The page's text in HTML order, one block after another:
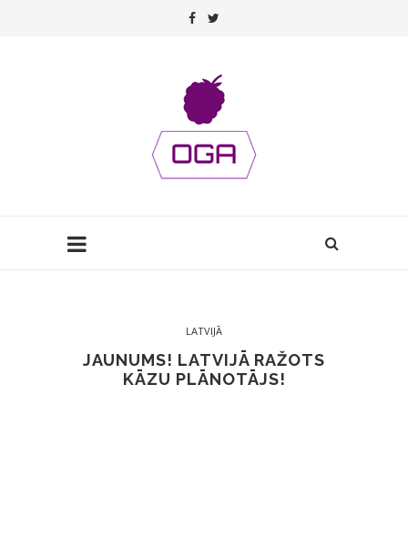
LATVIJĀ
JAUNUMS! LATVIJĀ RAŽOTS
KĀZU PLĀNOTĀJS!